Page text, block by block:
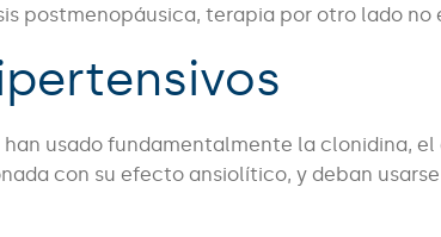
postmenopáusica, terapia por otro lado
han usado fundamentalmente la clonidina,
con su efecto ansiolítico, y deban